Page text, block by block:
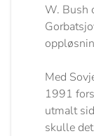
Med
1991
utmalt
skulle